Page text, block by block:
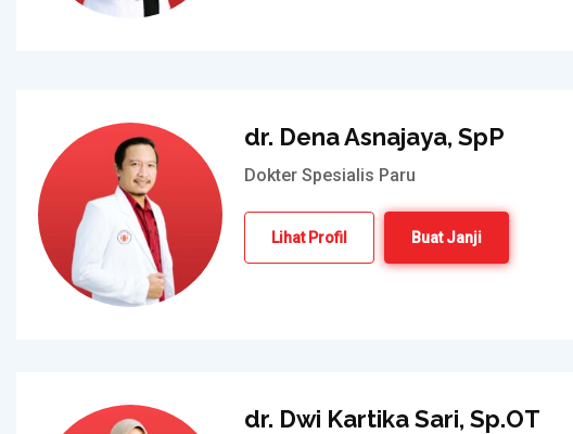
dr. Dena Asnajaya, SpP
Dokter Spesialis Paru
Lihat Profil Buat Janji
dr. Dwi Kartika Sari, Sp.OT